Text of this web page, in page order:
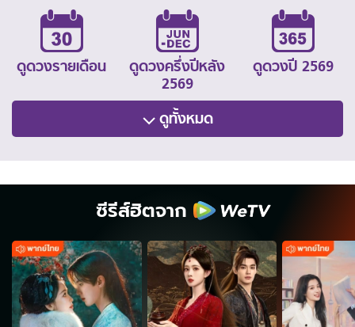
ดูดวงรายเดือน
ดูดวงครึ่งปีหลัง
2569
ดูดวงปี 2569
ดูทั้งหมด
ซีรีส์ฮิตจาก